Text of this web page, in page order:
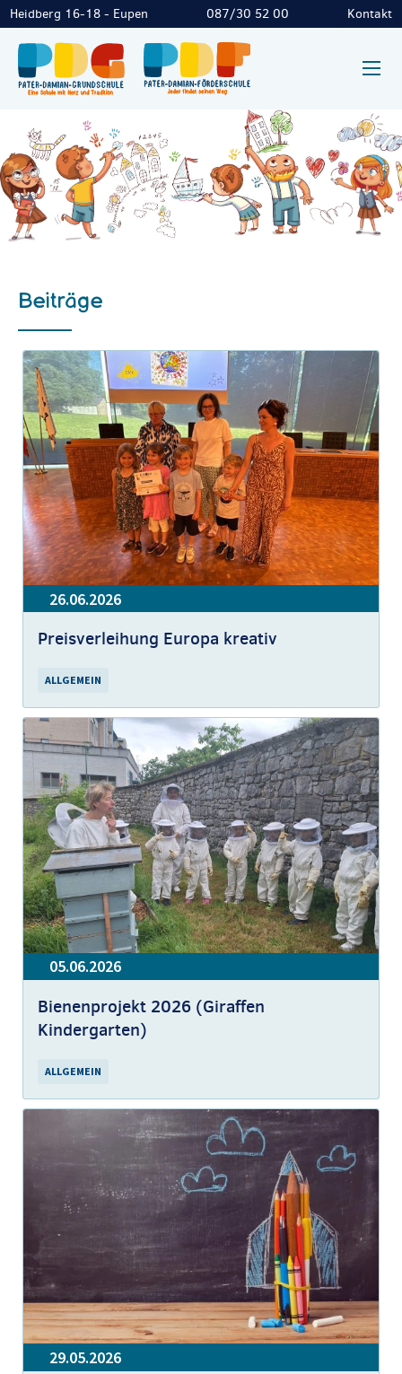
Heidberg 16-18 - Eupen 087/30 52 00 Kontakt
Beiträge
26.06.2026
Preisverleihung Europa kreativ
ALLGEMEIN
05.06.2026
Bienenprojekt 2026 (Giraffen
Kindergarten)
ALLGEMEIN
29.05.2026